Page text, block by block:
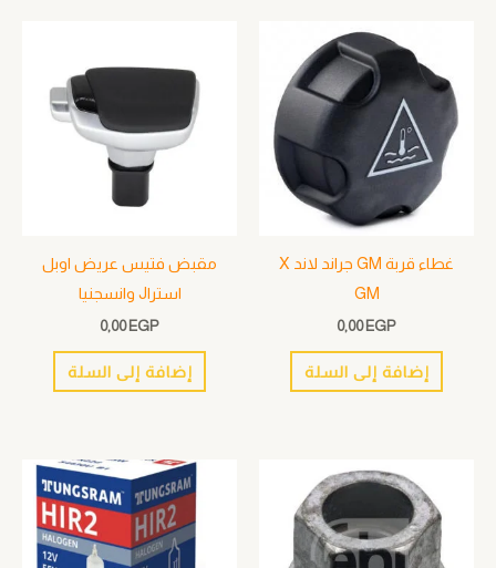
غطاء قربة GM جراند لاند X
GM
0,00 EGP
إضافة إلى السلة
مقبض فتيس عريض اوبل
استراJ وانسجنيا
0,00 EGP
إضافة إلى السلة